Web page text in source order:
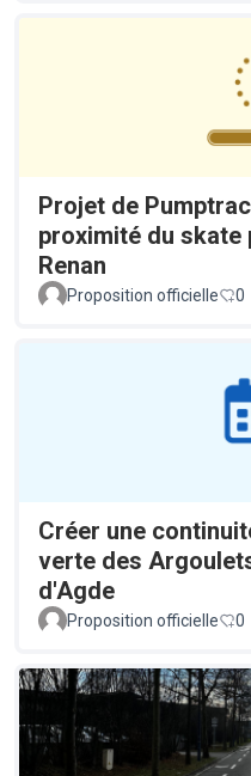
Projet de
proximité du skate
Renan
Proposition officielle 0
Créer une
verte des
d'Agde
Proposition officielle 0